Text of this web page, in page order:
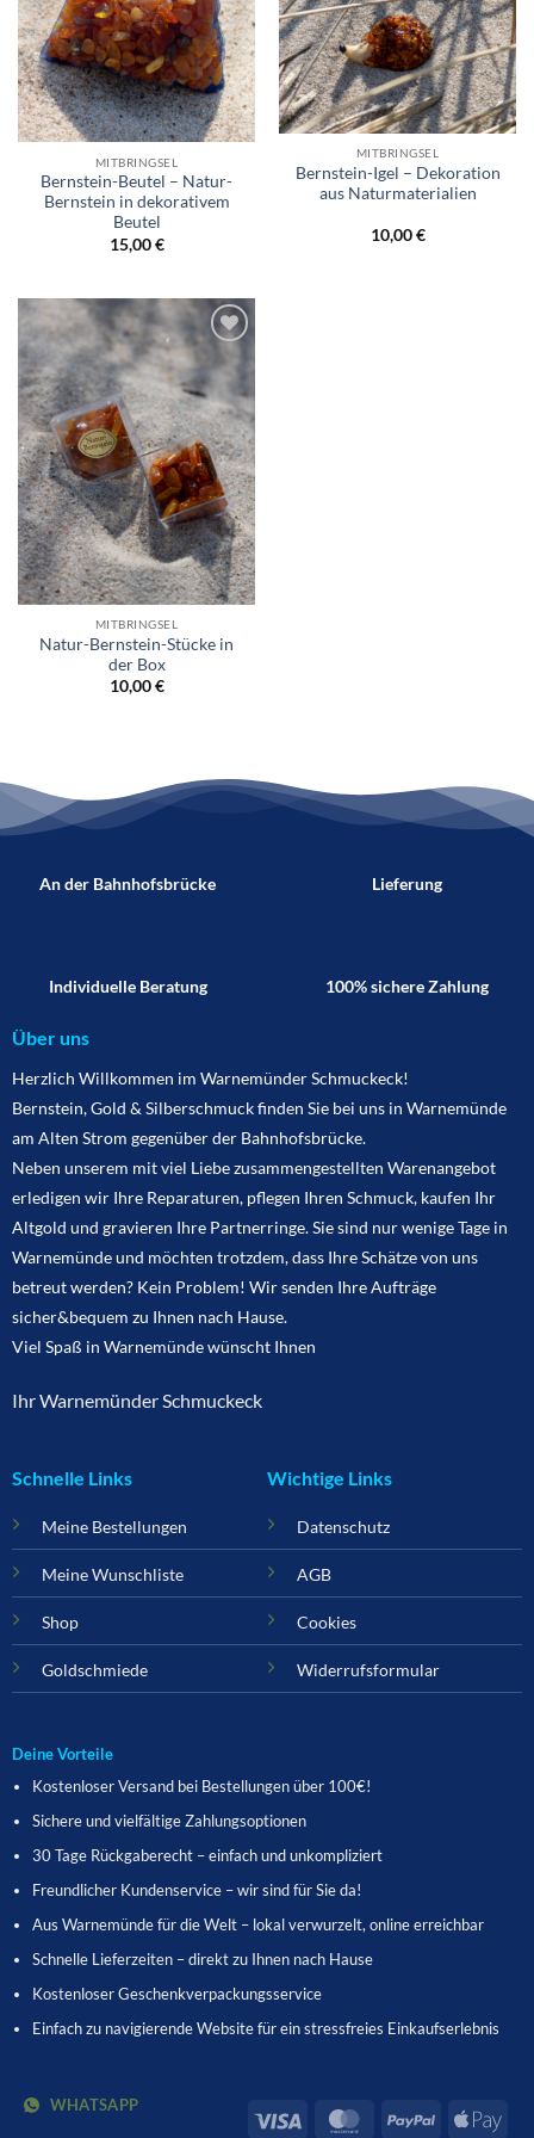
MITBRINGSEL
Bernstein-Beutel – Natur-
Bernstein in dekorativem
Beutel
15,00€
MITBRINGSEL
Bernstein-Igel – Dekoration
aus Naturmaterialien
10,00€
Wunschliste
MITBRINGSEL
Natur-Bernstein-Stücke in
der Box
10,00€
An der Bahnhofsbrücke Lieferung
Individuelle Beratung 100% sichere Zahlung
Über uns
Herzlich Willkommen im Warnemünder Schmuckeck!
Bernstein, Gold & Silberschmuck finden Sie bei uns in Warnemünde
am Alten Strom gegenüber der Bahnhofsbrücke.
Neben unserem mit viel Liebe zusammengestellten Warenangebot
erledigen wir Ihre Reparaturen, pflegen Ihren Schmuck, kaufen Ihr
Altgold und gravieren Ihre Partnerringe. Sie sind nur wenige Tage in
Warnemünde und möchten trotzdem, dass Ihre Schätze von uns
betreut werden? Kein Problem! Wir senden Ihre Aufträge
sicher&bequem zu Ihnen nach Hause.
Viel Spaß in Warnemünde wünscht Ihnen
Ihr Warnemünder Schmuckeck
Schnelle Links
Meine Bestellungen
Meine Wunschliste
Shop
Goldschmiede
Wichtige Links
Datenschutz
AGB
Cookies
Widerrufsformular
Deine Vorteile
Kostenloser Versand bei Bestellungen über 100€!
Sichere und vielfältige Zahlungsoptionen
30 Tage Rückgaberecht – einfach und unkompliziert
Freundlicher Kundenservice – wir sind für Sie da!
Aus Warnemünde für die Welt – lokal verwurzelt, online erreichbar
Schnelle Lieferzeiten – direkt zu Ihnen nach Hause
Kostenloser Geschenkverpackungsservice
Einfach zu navigierende Website für ein stressfreies Einkaufserlebnis
WHATSAPP
Visa MasterCard
PayPal